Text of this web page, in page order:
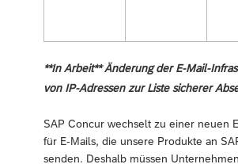
**In Arbeit** Änderung der E-Mail-
von IP-Adressen zur Liste sicherer
SAP Concur wechselt zu einer neuen
für E-Mails, die unsere Produkte an
senden. Deshalb müssen